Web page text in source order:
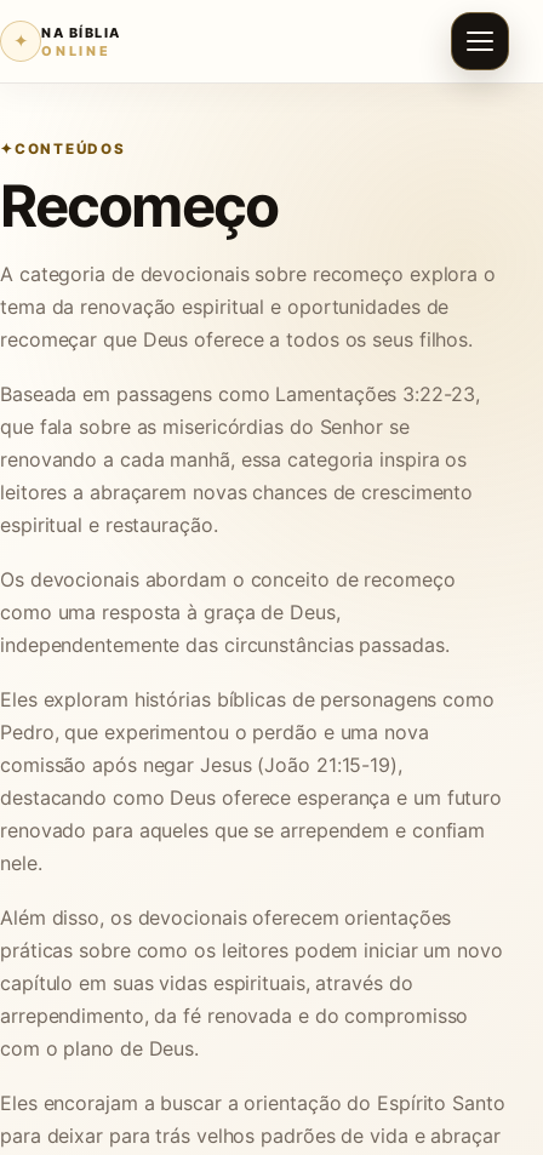
✦
NA BÍBLIA
ONLINE
CONTEÚDOS
Recomeço
A categoria de devocionais sobre recomeço explora o
tema da renovação espiritual e oportunidades de
recomeçar que Deus oferece a todos os seus filhos.
Baseada em passagens como Lamentações 3:22-23,
que fala sobre as misericórdias do Senhor se
renovando a cada manhã, essa categoria inspira os
leitores a abraçarem novas chances de crescimento
espiritual e restauração.
Os devocionais abordam o conceito de recomeço
como uma resposta à graça de Deus,
independentemente das circunstâncias passadas.
Eles exploram histórias bíblicas de personagens como
Pedro, que experimentou o perdão e uma nova
comissão após negar Jesus (João 21:15-19),
destacando como Deus oferece esperança e um futuro
renovado para aqueles que se arrependem e confiam
nele.
Além disso, os devocionais oferecem orientações
práticas sobre como os leitores podem iniciar um novo
capítulo em suas vidas espirituais, através do
arrependimento, da fé renovada e do compromisso
com o plano de Deus.
Eles encorajam a buscar a orientação do Espírito Santo
para deixar para trás velhos padrões de vida e abraçar